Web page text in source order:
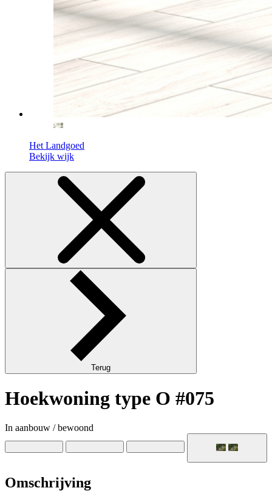
Het Landgoed
Bekijk wijk
Terug
Hoekwoning type O #075
In aanbouw / bewoond
Omschrijving